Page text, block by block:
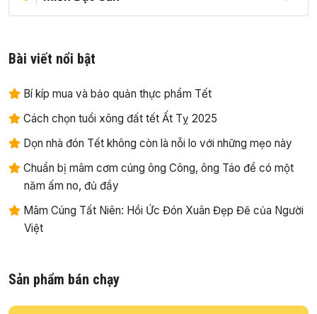
Bài viết nổi bật
Bí kíp mua và bảo quản thực phẩm Tết
Cách chọn tuổi xông đất tết Ất Tỵ 2025
Dọn nhà đón Tết không còn là nỗi lo với những mẹo này
Chuẩn bị mâm cơm cúng ông Công, ông Táo để có một
năm ấm no, đủ đầy
Mâm Cúng Tất Niên: Hồi Ức Đón Xuân Đẹp Đẽ của Người
Việt
Sản phẩm bán chạy